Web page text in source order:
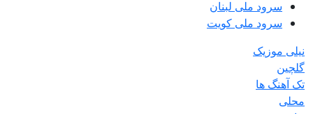
سرود ملی لبنان
سرود ملی کویت
نیلی موزیک
گلچین
تک آهنگ ها
محلی